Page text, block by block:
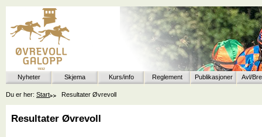
Nyheter Skjema Kurs/info Reglement Publikasjoner Avl/
Du er her: Start Resultater Øvrevoll
Resultater Øvrevoll